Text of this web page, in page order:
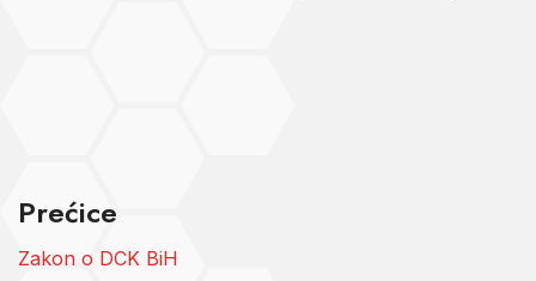
Prećice
Zakon o DCK BiH